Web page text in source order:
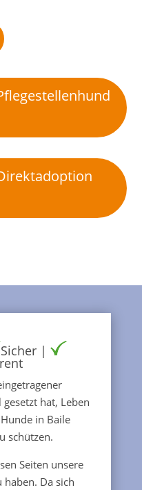
Sicher |
hat, Leben
in Baile
schützen.
Seiten unsere
Da sich